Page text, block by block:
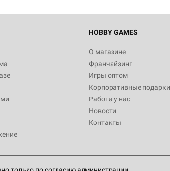
HOBBY GAMES
О магазине
Франчайзинг
Игры оптом
Корпоративные подарки
Работа у нас
Новости
Контакты